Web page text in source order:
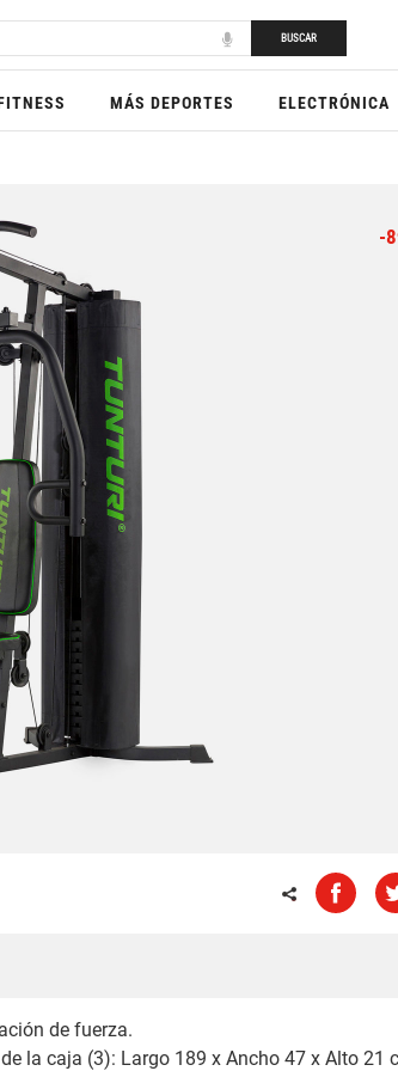
BUSCAR
MÁS DEPORTES ELECTRÓNICA
-8
de fuerza.
la caja (3): Largo 189 x Ancho 47 x Alto 21